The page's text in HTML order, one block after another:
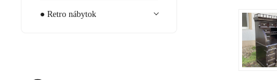
● Retro nábytok